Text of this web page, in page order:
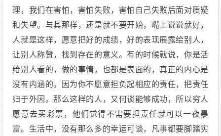
理，我们在害怕，害怕失败，害怕自己失败后面对质疑
和失望。与其那样，还是就不要开始，嘴上说说就好，
人就是这样，愿意把好的成绩，好的表现展露给别人，
让别人称赞，找到存在的意义。有的时候就说，你是活
给别人看的，做的事情，也都是表面的，真正的内心是
没有内涵的。因为你不愿意担负起相应的责任，把责任
归于外因。那么这样的人，又何谈能够成功，所以穷人
愿意去买彩票，他们觉得不需要担责任就可以一夜暴
富。生活中，没有那么多的幸运可谈，凡事都要脚踏实